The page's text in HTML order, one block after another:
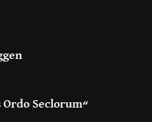
Seclorum“